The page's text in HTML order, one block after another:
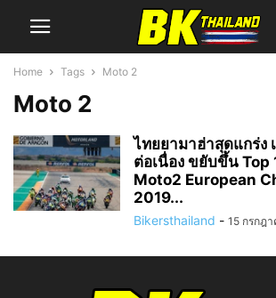
Home Tags Moto 2
Moto 2
ไทยยามาฮ่าสุดแกร่ง
ต่อเนื่อง ขยับขึ้น Top
Moto2 European
2019...
Bikersthailand - 15 กรกฎ